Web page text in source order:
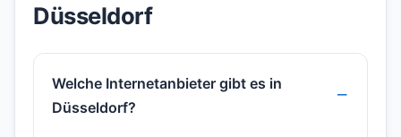
Düsseldorf
Welche Internetanbieter gibt es in
Düsseldorf?